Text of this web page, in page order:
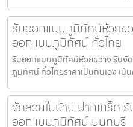
รับออกแบบภูมิทัศน์ห้วยข
ออกแบบภูมิทัศน์ ทั่วไทย
รับออกแบบภูมิทัศน์ห้วยขวาง รับ
ภูมิทัศน์ ทั่วไทยราคาเป็นกันเอง เ
จัดสวนในบ้าน ปากเกร็ด
ออกแบบภูมิทัศน์ นนทบุรี